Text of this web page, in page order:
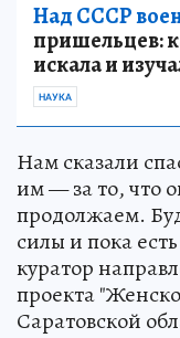
Над СССР
пришельцев:
искала и
НАУКА
Нам сказали
им — за то, что
продолжаем.
силы и пока
куратор
проекта
Саратовской